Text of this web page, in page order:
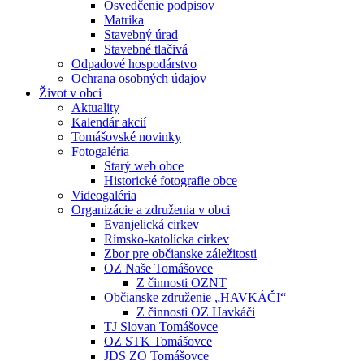
Osvedčenie podpisov
Matrika
Stavebný úrad
Stavebné tlačivá
Odpadové hospodárstvo
Ochrana osobných údajov
Život v obci
Aktuality
Kalendár akcií
Tomášovské novinky
Fotogaléria
Starý web obce
Historické fotografie obce
Videogaléria
Organizácie a združenia v obci
Evanjelická cirkev
Rímsko-katolícka cirkev
Zbor pre občianske záležitosti
OZ Naše Tomášovce
Z činnosti OZNT
Občianske združenie „HAVKÁČI“
Z činnosti OZ Havkáči
TJ Slovan Tomášovce
OZ STK Tomášovce
JDS ZO Tomášovce